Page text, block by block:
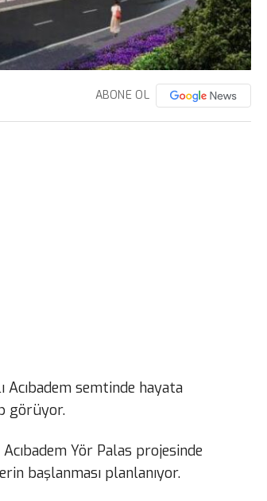
ABONE OL
Acıbadem semtinde hayata
görüyor.
Yör Palas projesinde
başlanması planlanıyor.